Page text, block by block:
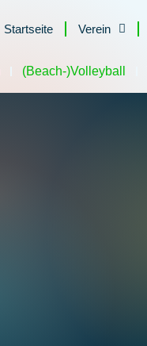
Startseite Verein
(Beach-)Volleyball